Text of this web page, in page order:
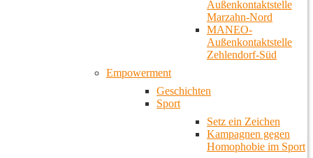
Außenkontaktstelle
Marzahn-Nord
MANEO-
Außenkontaktstelle
Zehlendorf-Süd
Empowerment
Geschichten
Sport
Setz ein Zeichen
Kampagnen gegen
Homophobie im Sport